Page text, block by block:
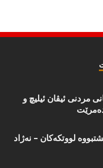
مردنی ئیڤان ئیلیچ و
لووتكه‌كان – نه‌ژاد